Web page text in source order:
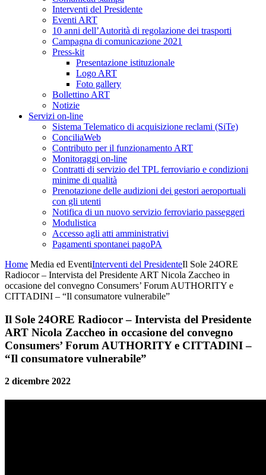
Interventi del Presidente
Eventi ART
10 anni dell’Autorità di regolazione dei trasporti
Campagna di comunicazione 2021
Press-kit
Presentazione istituzionale
Logo ART
Foto gallery
Bollettino ART
Notizie
Servizi on-line
Sistema Telematico di acquisizione reclami (SiTe)
ConciliaWeb
Contributo per il funzionamento ART
Monitoraggi on-line
Contratti di servizio del TPL ferroviario e condizioni
minime di qualità
Prenotazione delle audizioni dei gestori aeroportuali
con gli utenti
Notifica di un nuovo servizio ferroviario passeggeri
Modulistica
Accesso agli atti amministrativi
Pagamenti spontanei pagoPA
Home Media ed EventiInterventi del PresidenteIl Sole 24ORE
Radiocor – Intervista del Presidente ART Nicola Zaccheo in
occasione del convegno Consumers’ Forum AUTHORITY e
CITTADINI – “Il consumatore vulnerabile”
Il Sole 24ORE Radiocor – Intervista del Presidente
ART Nicola Zaccheo in occasione del convegno
Consumers’ Forum AUTHORITY e CITTADINI –
“Il consumatore vulnerabile”
2 dicembre 2022